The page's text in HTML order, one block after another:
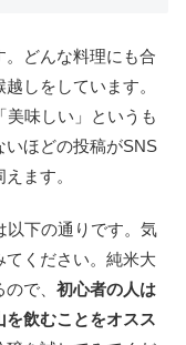
。どんな料理にも合
しをしています。
美味しい」というも
いほどの投稿がSNS
ます。
以下の通りです。気
ください。純米大
で、 初心者の人は
を飲むことをオスス